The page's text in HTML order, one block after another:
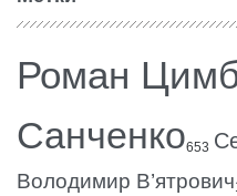
Роман
Санченко653
Володимир В’ятрович